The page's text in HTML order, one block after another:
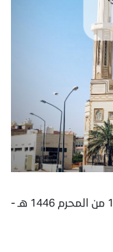
خطبة الجمعة المذاعة والموزعة بتاريخ 13 من المحرم 1446 هـ -